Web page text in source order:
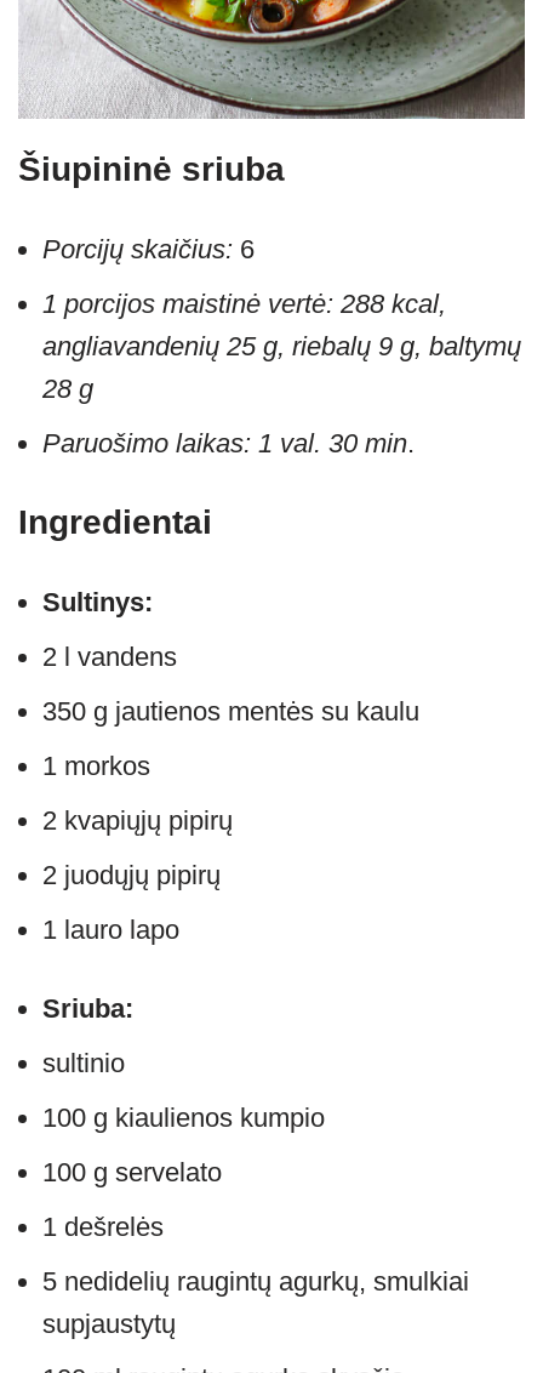
Šiupininė sriuba
Porcijų skaičius: 6
1 porcijos maistinė vertė: 288 kcal,
angliavandenių 25 g, riebalų 9 g, baltymų
28 g
Paruošimo laikas: 1 val. 30 min.
Ingredientai
Sultinys:
2 l vandens
350 g jautienos mentės su kaulu
1 morkos
2 kvapiųjų pipirų
2 juodųjų pipirų
1 lauro lapo
Sriuba:
sultinio
100 g kiaulienos kumpio
100 g servelato
1 dešrelės
5 nedidelių raugintų agurkų, smulkiai
supjaustytų